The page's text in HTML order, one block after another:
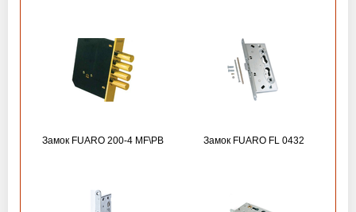
Замок FUARO 200-4 MF\РВ Замок FUARO FL 0432